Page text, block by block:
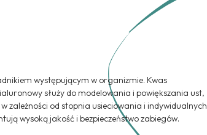
występującym w organizmie. Kwas
służy do modelowania i powiększania ust,
zależności od stopnia usieciowania i indywidualnych
wysoką jakość i bezpieczeństwo zabiegów.